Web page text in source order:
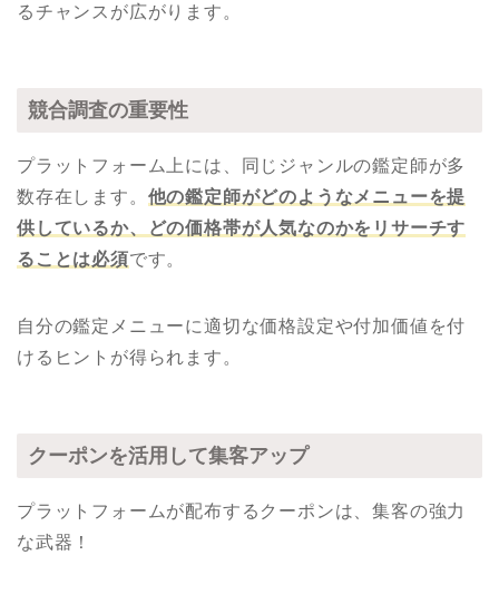
るチャンスが広がります。
競合調査の重要性
プラットフォーム上には、同じジャンルの鑑定師が多
数存在します。 他の鑑定師がどのようなメニューを提
供しているか、どの価格帯が人気なのかをリサーチす
ることは必須です。
自分の鑑定メニューに適切な価格設定や付加価値を付
けるヒントが得られます。
クーポンを活用して集客アップ
プラットフォームが配布するクーポンは、集客の強力
な武器！